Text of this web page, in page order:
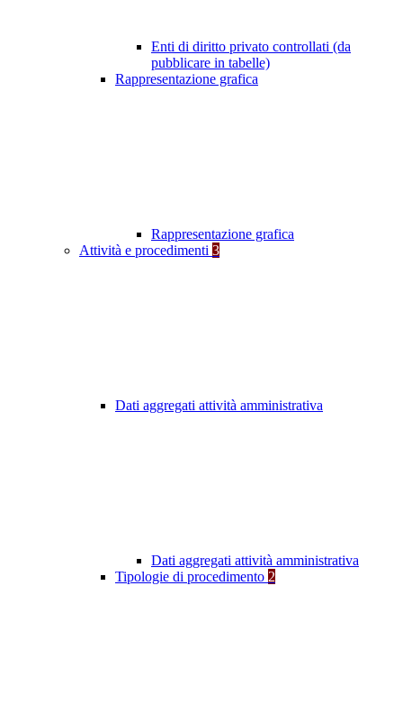
Enti di diritto privato controllati (da
pubblicare in tabelle)
Rappresentazione grafica
Rappresentazione grafica
Attività e procedimenti 3
Dati aggregati attività amministrativa
Dati aggregati attività amministrativa
Tipologie di procedimento 2